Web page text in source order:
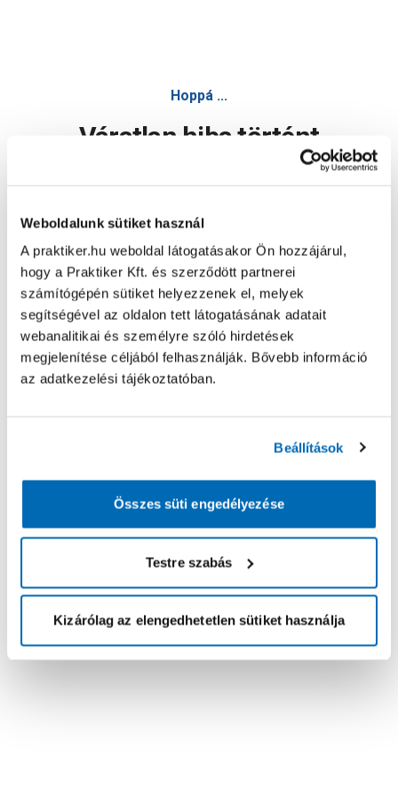
Weboldalunk sütiket használ
A praktiker.hu weboldal látogatásakor Ön hozzájárul,
hogy a Praktiker Kft. és szerződött partnerei
számítógépén sütiket helyezzenek el, melyek
segítségével az oldalon tett látogatásának adatait
webanalitikai és személyre szóló hirdetések
megjelenítése céljából felhasználják. Bővebb információ
az adatkezelési tájékoztatóban.
Beállítások
Összes süti engedélyezése
Testre szabás
Kizárólag az elengedhetetlen sütiket használja
Hoppá ...
Váratlan hiba történt
Oldal újratöltése